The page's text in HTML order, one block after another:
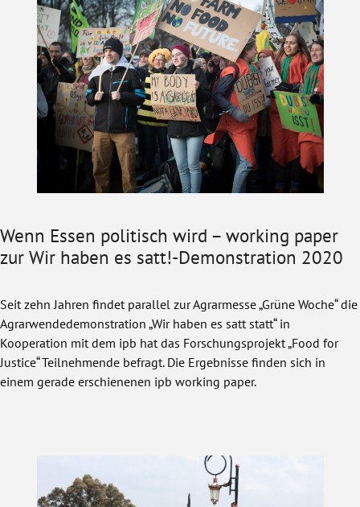
Wenn Essen politisch wird – working paper
zur Wir haben es satt!-Demonstration 2020
Seit zehn Jahren findet parallel zur Agrarmesse „Grüne Woche“ die
Agrarwendedemonstration „Wir haben es satt statt“ in
Kooperation mit dem ipb hat das Forschungsprojekt „Food for
Justice“ Teilnehmende befragt. Die Ergebnisse finden sich in
einem gerade erschienenen ipb working paper.